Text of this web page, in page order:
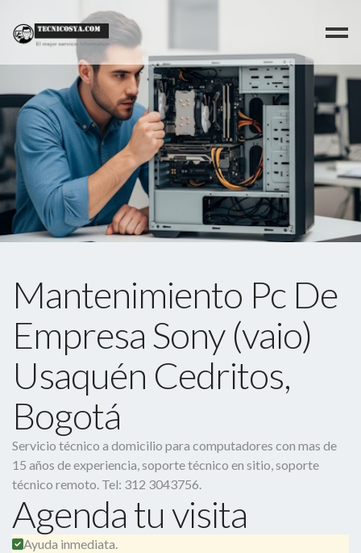
Mantenimiento Pc De
Empresa Sony (vaio)
Usaquén Cedritos,
Bogotá
Servicio técnico a domicilio para computadores con mas de
15 años de experiencia, soporte técnico en sitio, soporte
técnico remoto. Tel: 312 3043756.
Agenda tu visita
Ayuda inmediata.